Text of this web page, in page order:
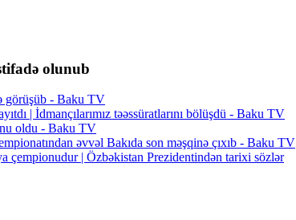
olunub
görüşüb - Baku TV
| İdmançılarımız təəssüratlarını bölüşdü - Baku TV
oldu - Baku TV
əvvəl Bakıda son məşqinə çıxıb - Baku TV
çempionudur | Özbəkistan Prezidentindən tarixi sözlər